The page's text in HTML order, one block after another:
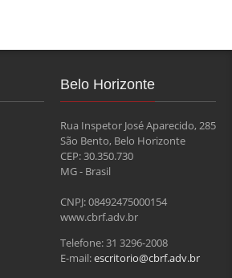
Belo Horizonte
Rua Inspetor José Aparecido, 285
São Bento, Belo Horizonte
CEP: 30.350.730
MG - Brasil
CNPJ: 08492475000154
www.cbrf.adv.br
Telefone: 31 3296-2008
E-mail:escritorio@cbrf.adv.br